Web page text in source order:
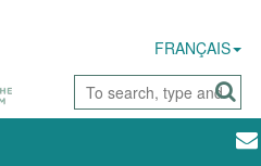
FRANÇAIS